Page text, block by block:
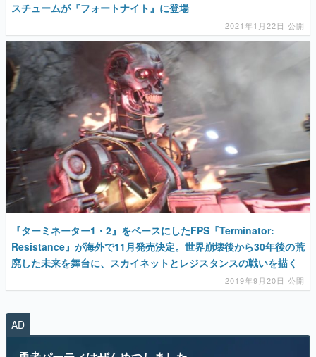
スチュームが『フォートナイト』に登場
2021年1月22日 公開
『ターミネーター1・2』をベースにしたFPS『Terminator:
Resistance』が海外で11月発売決定。世界崩壊後から30年後の荒
廃した未来を舞台に、スカイネットとレジスタンスの戦いを描く
2019年9月20日 公開
AD